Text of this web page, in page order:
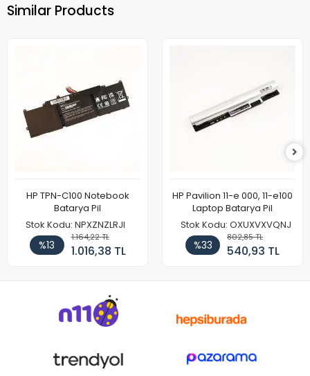
Similar Products
HP TPN-C100 Notebook
Batarya Pil
Stok Kodu: NPXZNZLRJI
%13
1.164,22 TL
1.016,38 TL
HP Pavilion 11-e 000, 11-e100
Laptop Batarya Pil
Stok Kodu: OXUXVXVQNJ
%33
802,85 TL
540,93 TL